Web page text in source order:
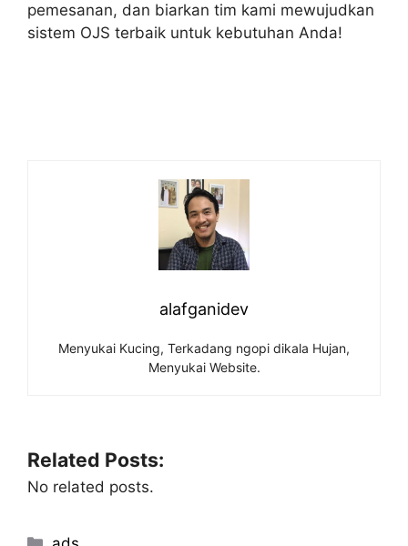
pemesanan, dan biarkan tim kami mewujudkan
sistem OJS terbaik untuk kebutuhan Anda!
alafganidev
Menyukai Kucing, Terkadang ngopi dikala Hujan,
Menyukai Website.
Related Posts:
No related posts.
Categories